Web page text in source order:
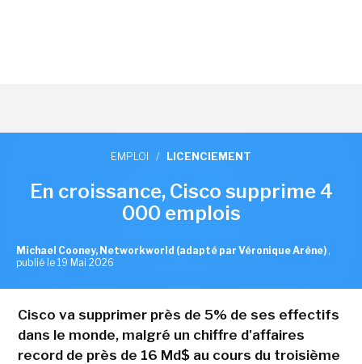
EMPLOI / LICENCIEMENT
En croissance, Cisco supprime 4
000 emplois
Michael Cooney, Networkworld (adapté par Véronique Arène) ,
publié le 19 Mai 2026
Cisco va supprimer près de 5% de ses effectifs
dans le monde, malgré un chiffre d'affaires
record de près de 16 Md$ au cours du troisième